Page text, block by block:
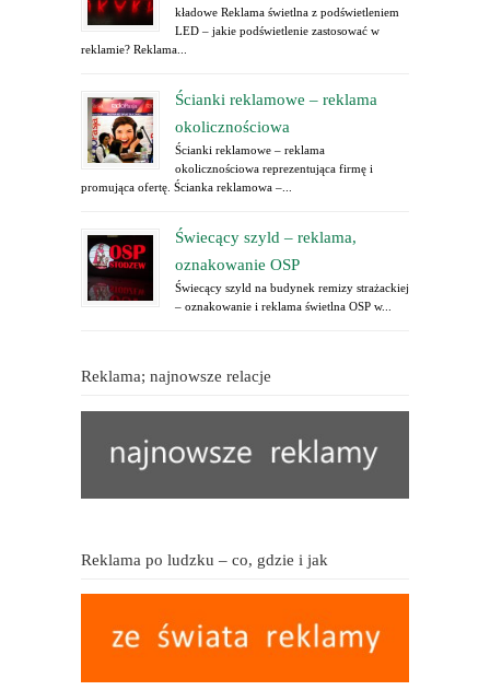
kładowe Reklama świetlna z podświetleniem
LED – jakie podświetlenie zastosować w
reklamie? Reklama...
Ścianki reklamowe – reklama
okolicznościowa
Ścianki reklamowe – reklama
okolicznościowa reprezentująca firmę i
promująca ofertę. Ścianka reklamowa –...
Świecący szyld – reklama,
oznakowanie OSP
Świecący szyld na budynek remizy strażackiej
– oznakowanie i reklama świetlna OSP w...
Reklama; najnowsze relacje
Reklama po ludzku – co, gdzie i jak